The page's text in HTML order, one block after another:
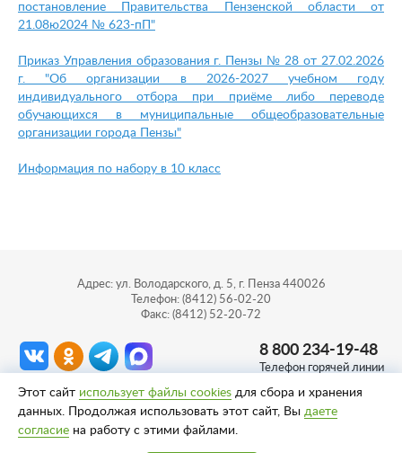
постановление Правительства Пензенской области от
21.08ю2024 № 623-пП"
Приказ Управления образования г. Пензы № 28 от 27.02.2026
г. "Об организации в 2026-2027 учебном году
индивидуального отбора при приёме либо переводе
обучающихся в муниципальные общеобразовательные
организации города Пензы"
Информация по набору в 10 класс
Адрес: ул. Володарского, д. 5, г. Пенза 440026
Телефон: (8412) 56-02-20
Факс: (8412) 52-20-72
8 800 234-19-48
Телефон горячей линии
Сделано вПенза-Онлайн
Этот сайт использует файлы cookies для сбора и хранения
данных. Продолжая использовать этот сайт, Вы даете
согласие на работу с этими файлами.